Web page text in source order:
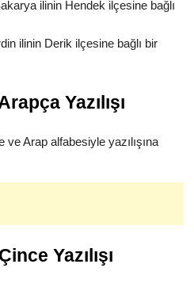
ilinin Hendek ilçesine bağlı
ilinin Derik ilçesine bağlı bir
Yazılışı
Arap alfabesiyle yazılışına
Yazılışı